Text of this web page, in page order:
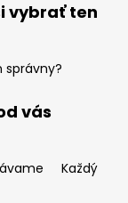
vybrať ten
správny?
vás
Každý